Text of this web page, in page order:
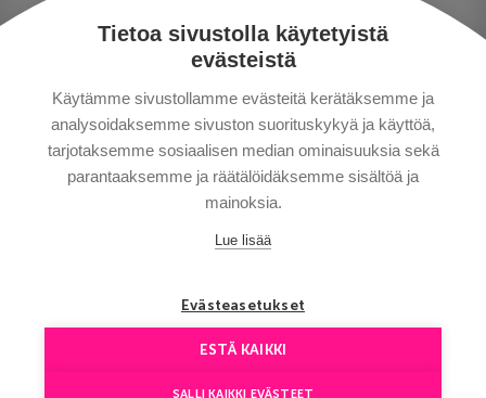
Tietoa sivustolla käytetyistä
evästeistä
Käytämme sivustollamme evästeitä kerätäksemme ja
analysoidaksemme sivuston suorituskykyä ja käyttöä,
tarjotaksemme sosiaalisen median ominaisuuksia sekä
parantaaksemme ja räätälöidäksemme sisältöä ja
mainoksia.
Lue lisää
Evästeasetukset
ESTÄ KAIKKI
SALLI KAIKKI EVÄSTEET
PRIVACY POLICY
MAKSUTAVAT
GENERAL CONDITIONS
GOOD TO KNOW
CONTACTS
Copyright © Aventours 2026